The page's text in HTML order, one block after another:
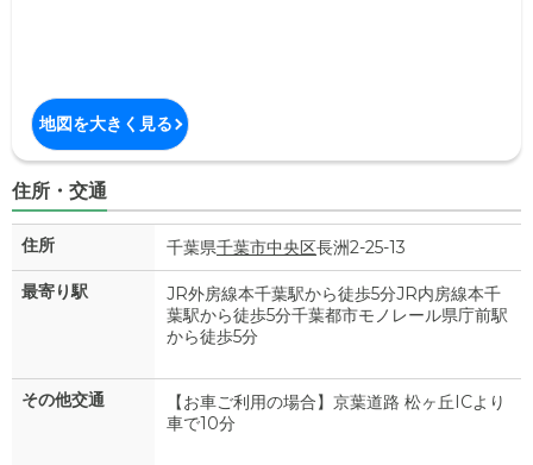
地図を大きく見る
住所・交通
住所 千葉県千葉市中央区長洲2-25-13
最寄り駅
JR外房線本千葉駅から徒歩5分JR内房線本千
葉駅から徒歩5分千葉都市モノレール県庁前駅
から徒歩5分
その他交通
【お車ご利用の場合】京葉道路 松ヶ丘ICより
車で10分